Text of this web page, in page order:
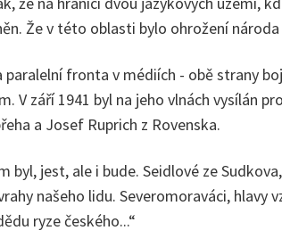
Že v této oblasti bylo ohrožení
fronta v médiích - obě strany
V září 1941 byl na jeho vlnách vysílán
a Josef Ruprich z Rovenska.
byl, jest, ale i bude. Seidlové ze
našeho lidu. Severomoraváci,
ryze českého...“